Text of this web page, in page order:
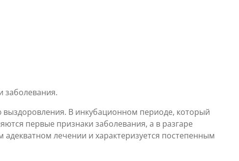
заболевания.
В инкубационном периоде, который
первые признаки заболевания, а в разгаре
лечении и характеризуется постепенным